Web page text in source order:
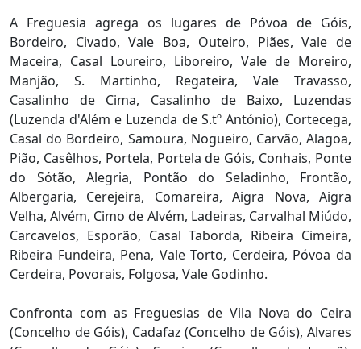
A Freguesia agrega os lugares de Póvoa de Góis,
Bordeiro, Civado, Vale Boa, Outeiro, Piães, Vale de
Maceira, Casal Loureiro, Liboreiro, Vale de Moreiro,
Manjão, S. Martinho, Regateira, Vale Travasso,
Casalinho de Cima, Casalinho de Baixo, Luzendas
(Luzenda d'Além e Luzenda de S.tº António), Cortecega,
Casal do Bordeiro, Samoura, Nogueiro, Carvão, Alagoa,
Pião, Casêlhos, Portela, Portela de Góis, Conhais, Ponte
do Sótão, Alegria, Pontão do Seladinho, Frontão,
Albergaria, Cerejeira, Comareira, Aigra Nova, Aigra
Velha, Alvém, Cimo de Alvém, Ladeiras, Carvalhal Miúdo,
Carcavelos, Esporão, Casal Taborda, Ribeira Cimeira,
Ribeira Fundeira, Pena, Vale Torto, Cerdeira, Póvoa da
Cerdeira, Povorais, Folgosa, Vale Godinho.
Confronta com as Freguesias de Vila Nova do Ceira
(Concelho de Góis), Cadafaz (Concelho de Góis), Alvares